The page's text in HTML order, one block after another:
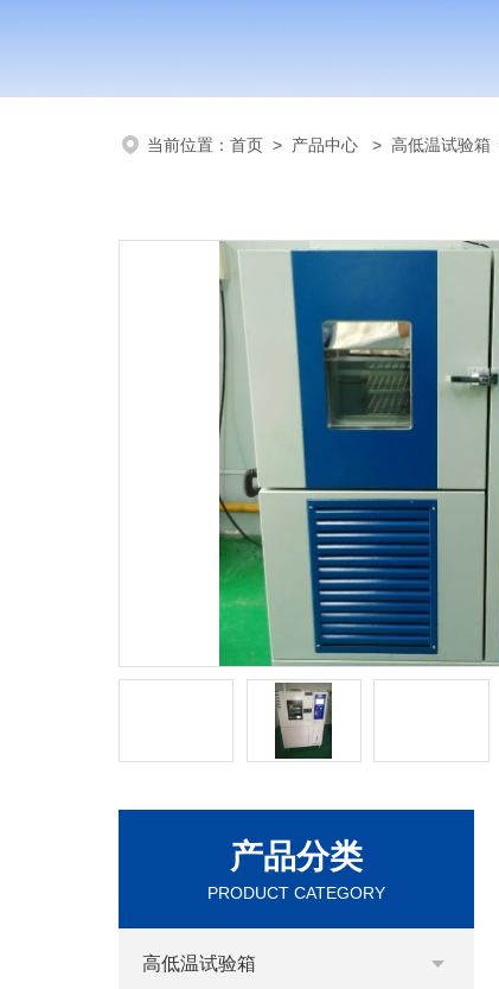
当前位置： 首页 > 产品中心 > 高低温试验箱
产品分类
PRODUCT CATEGORY
高低温试验箱